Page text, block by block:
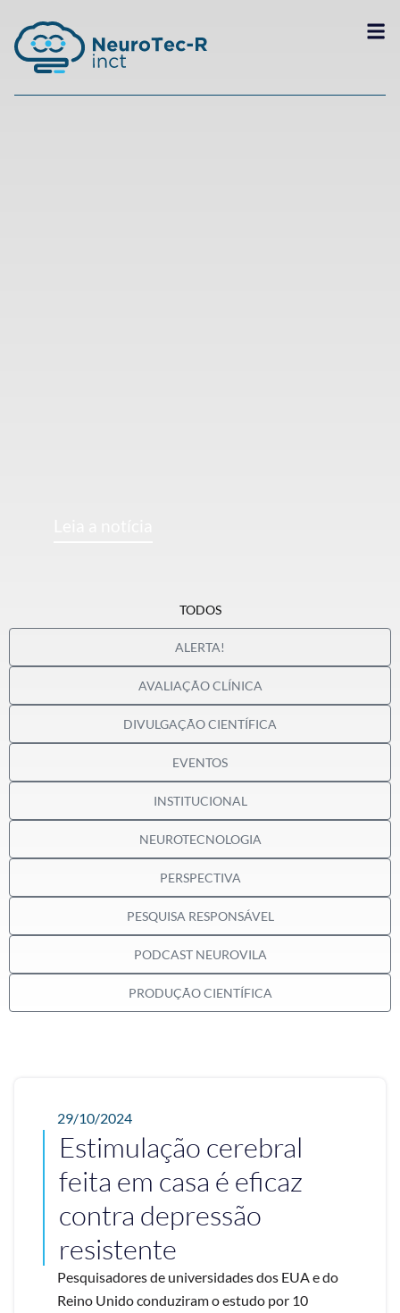
ALERTA!
AVALIAÇÃO CLÍNICA
DIVULGAÇÃO CIENTÍFICA
EVENTOS
INSTITUCIONAL
NEUROTECNOLOGIA
PERSPECTIVA
PESQUISA RESPONSÁVEL
PODCAST NEUROVILA
PRODUÇÃO CIENTÍFICA
TODOS
29/10/2024
Estimulação cerebral
feita em casa é eficaz
contra depressão
resistente
Pesquisadores de universidades dos EUA e do
Reino Unido conduziram o estudo por 10